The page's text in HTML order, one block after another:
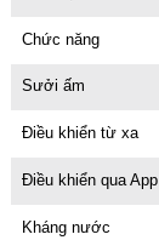
Chức năng
Sưởi ấm
Điều khiển từ xa
Điều khiển qua App
Kháng nước